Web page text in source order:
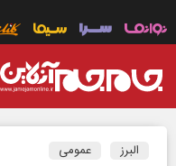
البرز عمومی